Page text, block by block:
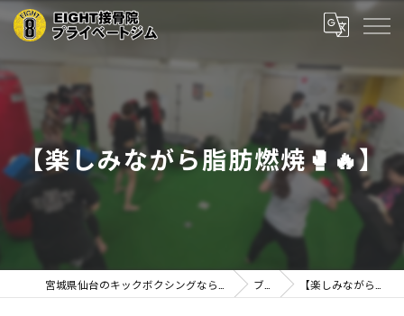
【楽しみながら脂肪燃焼🥊🔥】
ブログ 【楽しみながら脂肪燃焼🥊🔥】